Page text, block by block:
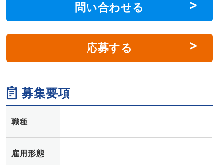
問い合わせる
応募する
募集要項
職種
雇用形態